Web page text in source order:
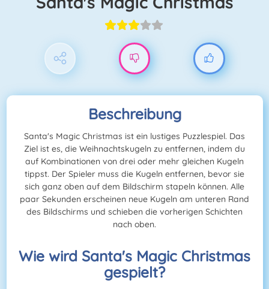
Beschreibung
Santa's Magic Christmas ist ein lustiges Puzzlespiel. Das
Ziel ist es, die Weihnachtskugeln zu entfernen, indem du
auf Kombinationen von drei oder mehr gleichen Kugeln
tippst. Der Spieler muss die Kugeln entfernen, bevor sie
sich ganz oben auf dem Bildschirm stapeln können. Alle
paar Sekunden erscheinen neue Kugeln am unteren Rand
des Bildschirms und schieben die vorherigen Schichten
nach oben.
Wie wird Santa's Magic Christmas
gespielt?